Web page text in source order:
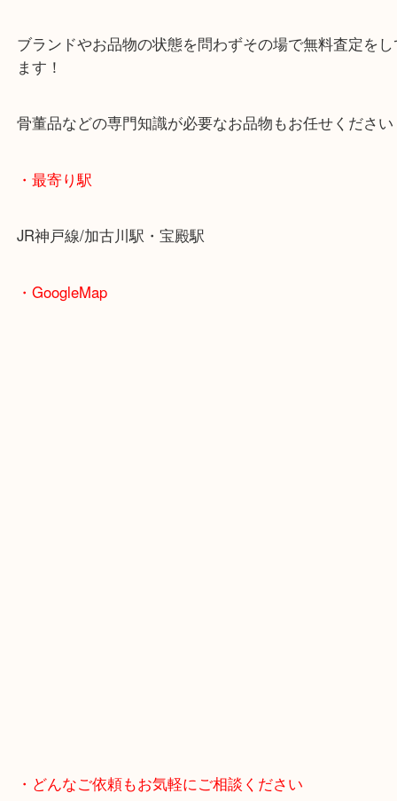
貴重なモデルや限定品の場合、思わぬ査定額となる
ございます！
年代もののプラモデルほど高値となる傾向がありま
姫路でガンプラを売りたい時は当店をお尋ねくださ
骨董品などの専門知識が必要なお品物もお任せくだ